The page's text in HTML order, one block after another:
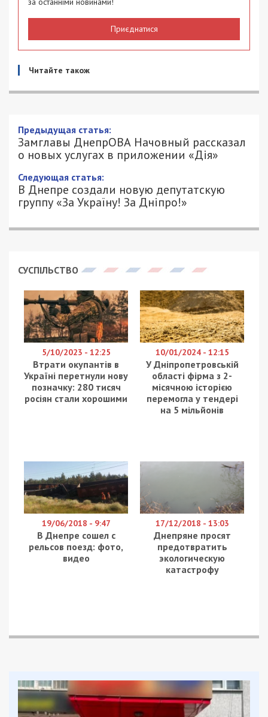
Приєднатися
Читайте також
Предыдущая статья:
Замглавы ДнепрОВА Начовный рассказал
о новых услугах в приложении «Дія»
Следующая статья:
В Днепре создали новую депутатскую
группу «За Україну! За Дніпро!»
СУСПІЛЬСТВО
5/10/2023 - 12:25
Втрати окупантів в
Україні перетнули нову
позначку: 280 тисяч
росіян стали хорошими
10/01/2024 - 12:15
У Дніпропетровській
області фірма з 2-
місячною історією
перемогла у тендері
на 5 мільйонів
19/06/2018 - 9:47
В Днепре сошел с
рельсов поезд: фото,
видео
17/12/2018 - 13:03
Днепряне просят
предотвратить
экологическую
катастрофу